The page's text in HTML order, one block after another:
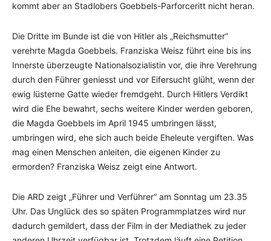
kommt aber an Stadlobers Goebbels-Parforceritt nicht heran.
Die Dritte im Bunde ist die von Hitler als „Reichsmutter“
verehrte Magda Goebbels. Franziska Weisz führt eine bis ins
Innerste überzeugte Nationalsozialistin vor, die ihre Verehrung
durch den Führer geniesst und vor Eifersucht glüht, wenn der
ewig lüsterne Gatte wieder fremdgeht. Durch Hitlers Verdikt
wird die Ehe bewahrt, sechs weitere Kinder werden geboren,
die Magda Goebbels im April 1945 umbringen lässt,
umbringen wird, ehe sich auch beide Eheleute vergiften. Was
mag einen Menschen anleiten, die eigenen Kinder zu
ermorden? Franziska Weisz zeigt eine Antwort.
Die ARD zeigt „Führer und Verführer“ am Sonntag um 23.35
Uhr. Das Unglück des so späten Programmplatzes wird nur
dadurch gemildert, dass der Film in der Mediathek zu jeder